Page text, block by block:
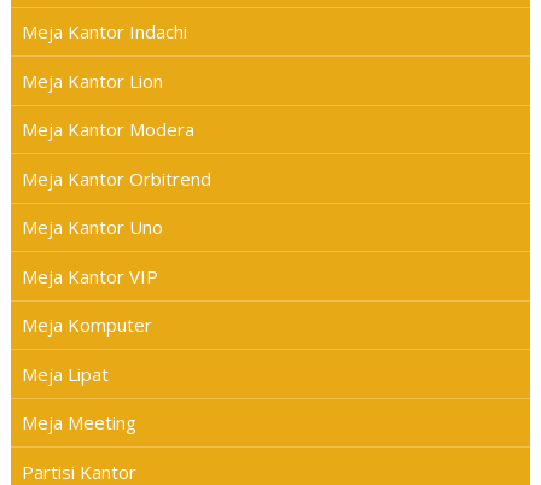
Meja Kantor Indachi
Meja Kantor Lion
Meja Kantor Modera
Meja Kantor Orbitrend
Meja Kantor Uno
Meja Kantor VIP
Meja Komputer
Meja Lipat
Meja Meeting
Partisi Kantor